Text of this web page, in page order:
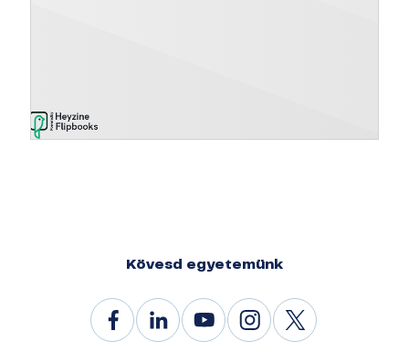
Kövesd egyetemünk